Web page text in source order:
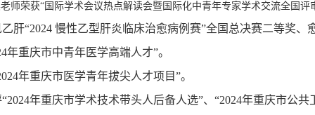
师荣获“国际学术会议热点解读会暨国际化中青年专家学术交流全国评
肝“2024 慢性乙型肝炎临床治愈病例赛”全国总决赛二等奖、
年重庆市中青年医学高端人才”。
年重庆市医学青年拔尖人才项目”。
2024年重庆市学术技术带头人后备人选”、“2024年重庆市公共